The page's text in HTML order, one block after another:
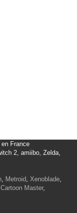
France
2, amiibo, Zelda,
, Metroid, Xenoblade,
Cartoon Master,